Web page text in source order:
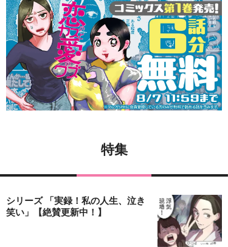
特集
シリーズ 「実録！私の人生、泣き
笑い」【絶賛更新中！】